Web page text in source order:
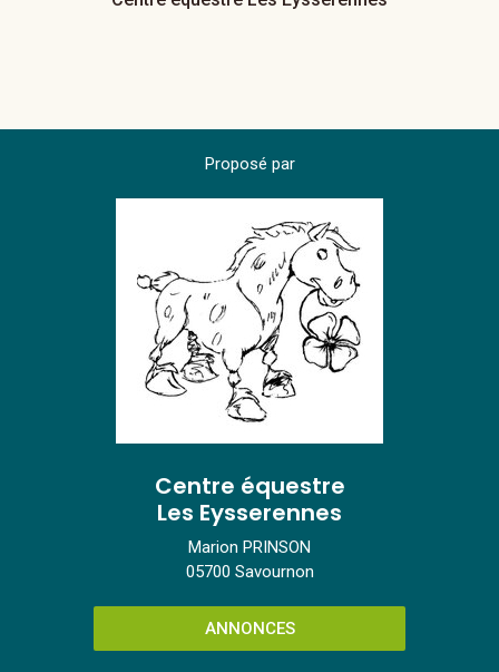
Proposé par
Centre équestre
Les Eysserennes
Marion PRINSON
05700 Savournon
ANNONCES